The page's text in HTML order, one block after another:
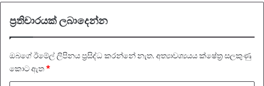
ප්‍රතිචාරයක් ලබාදෙන්න
ඔබගේ ඊමේල් ලිපිනය ප්‍රසිද්ධ කරන්නේ නැත. අත්‍යාවශ්‍යයය ක්ෂේත්‍ර සලකුණු
කොට ඇත*